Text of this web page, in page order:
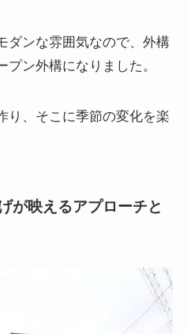
ダンな雰囲気なので、外構
プン外構になりました。
り、そこに季節の変化を楽
が映えるアプローチと